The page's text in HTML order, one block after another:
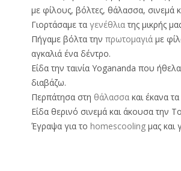
με φίλους, βόλτες, θάλασσα, σινεμά
Γιορτάσαμε τα γενέθλια της μικρής
Πήγαμε βόλτα την πρωτομαγιά με
αγκαλιά ένα δέντρο.
Είδα την ταινία Yogananda που
διαβάζω.
Περπάτησα στη θάλασσα και έκανα
Είδα θερινό σινεμά και άκουσα την
Έγραψα για το homescooling μας